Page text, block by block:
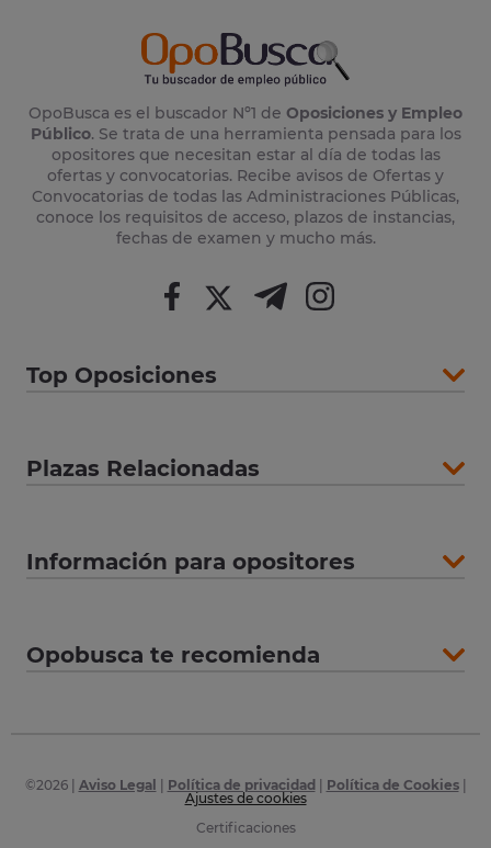
OpoBusca es el buscador Nº1 de Oposiciones y Empleo
Público. Se trata de una herramienta pensada para los
opositores que necesitan estar al día de todas las
ofertas y convocatorias. Recibe avisos de Ofertas y
Convocatorias de todas las Administraciones Públicas,
conoce los requisitos de acceso, plazos de instancias,
fechas de examen y mucho más.
Top Oposiciones
Plazas Relacionadas
Información para opositores
Opobusca te recomienda
©2026| Aviso Legal Política de privacidad Política de Cookies|
Ajustes de cookies
Certificaciones